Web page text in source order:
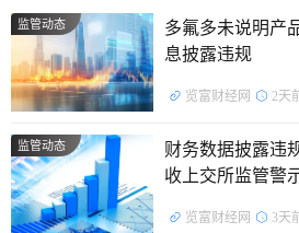
公开资料显示，中坚科技有限公
的研发、设计、生产及销售；先进智
截止发稿，中坚科技有限公司总
监管动态
多氟多未说明产
息披露违规
览富财经网 2天
监管动态
财务数据披露违
收上交所监管警
览富财经网 3天